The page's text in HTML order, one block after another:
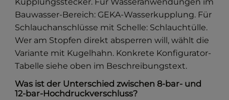
Bauwasser-Bereich: GEKA-Wasserkupplung. Für
Schlauchanschlüsse mit Schelle: Schlauchtülle.
Wer am Stopfen direkt absperren will, wählt die
Variante mit Kugelhahn. Konkrete Konfigurator-
Tabelle siehe oben im Beschreibungstext.
Was ist der Unterschied zwischen 8-bar- und
12-bar-Hochdruckverschluss?